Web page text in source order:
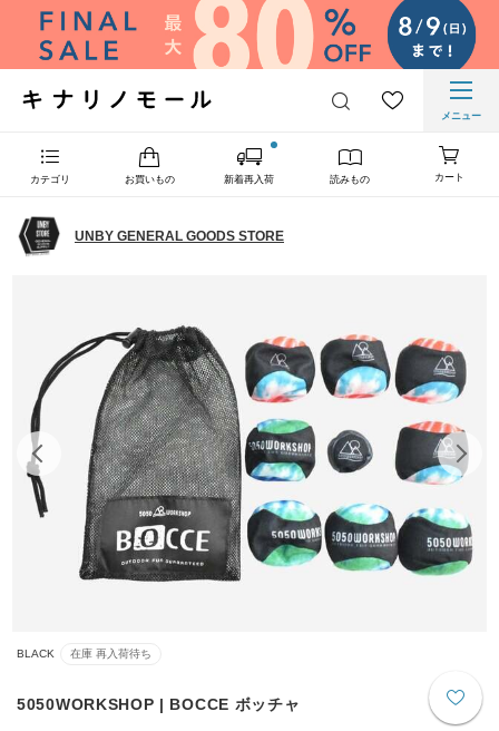
メニュー
カテゴリ お買いもの 新着再入荷 読みもの カート
UNBY GENERAL GOODS STORE
BLACK 在庫 再入荷待ち
5050WORKSHOP | BOCCE ボッチャ